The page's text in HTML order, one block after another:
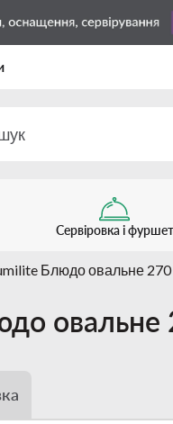
Сервіровка і фуршет
Блюдо овальне